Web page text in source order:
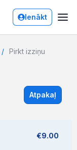
Ienākt
Pirkt izziņu
Atpakaļ
€9.00